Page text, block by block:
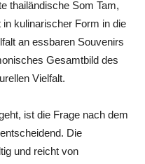
thailändische Som Tam,
kulinarischer Form in die
an essbaren Souvenirs
Gesamtbild des
Vielfalt.
ist die Frage nach dem
Die
und reicht von